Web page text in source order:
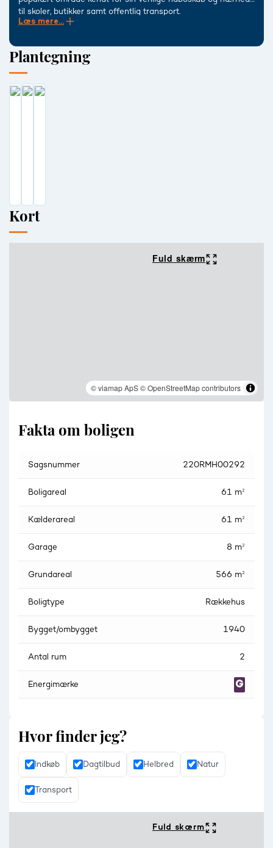
til skoler, butikker samt offentlig transport.
Læs mere...
Plantegning
Kort
Fuld skærm
© viamap ApS© OpenStreetMap contributors
Fakta om boligen
Sagsnummer 220RMH00292
Boligareal 61 m²
Kælderareal 61 m²
Garage 8 m²
Grundareal 566 m²
Boligtype Rækkehus
Bygget/ombygget 1940
Antal rum 2
Energimærke
Hvor finder jeg?
Indkøb Dagtilbud Helbred Natur
Transport
Fuld skærm